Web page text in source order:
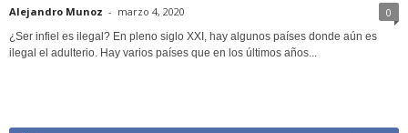
Alejandro Munoz - marzo 4, 2020 0
¿Ser infiel es ilegal? En pleno siglo XXI, hay algunos países donde aún es
ilegal el adulterio. Hay varios países que en los últimos años...